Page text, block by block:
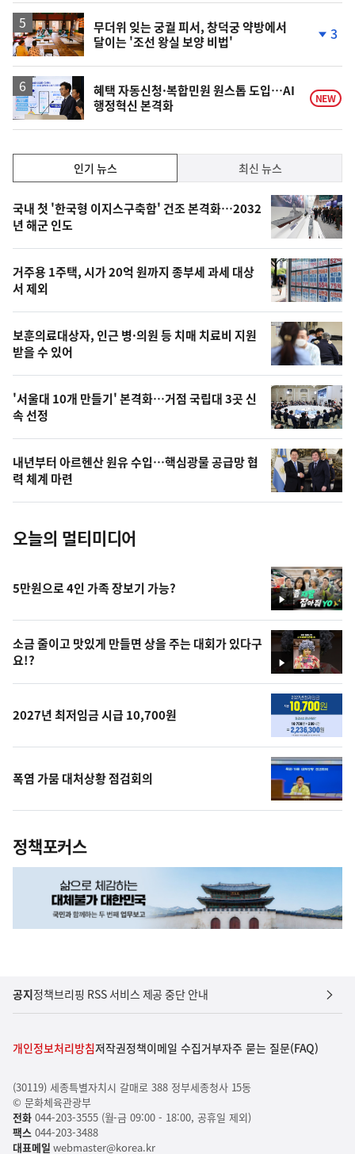
무더위 잊는 궁궐 피서, 창덕궁 약방에서
달이는 '조선 왕실 보양 비법'
계
락
3
혜택 자동신청·복합민원 원스톱 도입…AI
행정혁신 본격화
NEW
기,
최
신,
오
늘
의
영
상
오
늘
의
사
진
인기 뉴스 최신 뉴스
기
뉴
스
국내 첫 '한국형 이지스구축함' 건조 본격화…2032
년 해군 인도
거주용 1주택, 시가 20억 원까지 종부세 과세 대상
서 제외
보훈의료대상자, 인근 병·의원 등 치매 치료비 지원
받을 수 있어
'서울대 10개 만들기' 본격화…거점 국립대 3곳 신
속 선정
내년부터 아르헨산 원유 수입…핵심광물 공급망 협
력 체계 마련
오늘의 멀티미디어
영
상
5만원으로 4인 가족 장보기 가능?
영
상
소금 줄이고 맛있게 만들면 상을 주는 대회가 있다구
요!?
2027년 최저임금 시급 10,700원
폭염 가뭄 대처상황 점검회의
정책포커스
공지정책브리핑 RSS 서비스 제공 중단 안내
개인정보처리방침저작권정책이메일 수집거부자주 묻는 질문(FAQ)
(30119) 세종특별자치시 갈매로 388 정부세종청사 15동
© 문화체육관광부
전화044-203-3555 (월-금 09:00 - 18:00, 공휴일 제외)
팩스 044-203-3488
대표메일 webmaster@korea.kr